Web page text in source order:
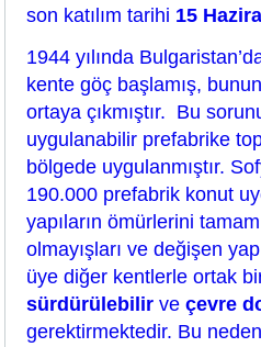
son katılım tarihi 15
1944 yılında
kente göç başlamış,
ortaya çıkmıştır. Bu
uygulanabilir prefabrike
bölgede uygulanmıştır.
190.000 prefabrik konut
yapıların ömürlerini
olmayışları ve değişen
üye diğer kentlerle ortak
sürdürülebilir ve çevre
gerektirmektedir. Bu